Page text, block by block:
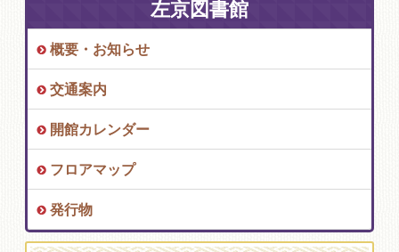
左京図書館
概要・お知らせ
交通案内
開館カレンダー
フロアマップ
発行物